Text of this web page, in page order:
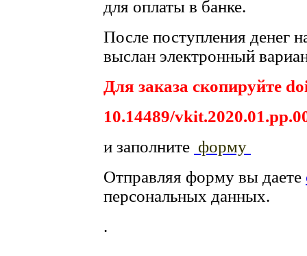
для оплаты в банке.
После поступления денег
выслан электронный
Для заказа скопируйте
10.14489/
и заполните форму
Отправляя форму вы даете
персональных данных.
.